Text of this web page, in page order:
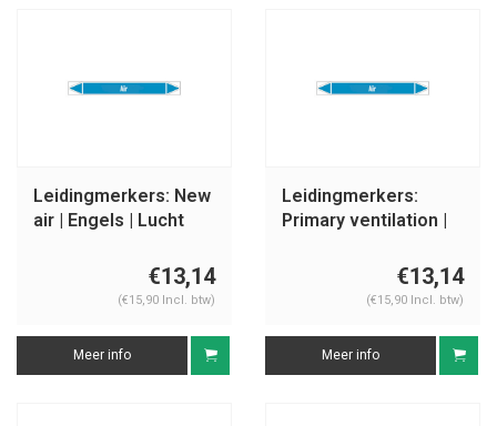
Leidingmerkers: New
air | Engels | Lucht
€13,14
(€15,90 Incl. btw)
Meer info
Leidingmerkers:
Primary ventilation |
€13,14
(€15,90 Incl. btw)
Meer info